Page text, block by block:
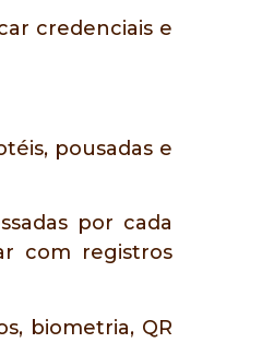
credenciais e
pousadas e
por cada
com registros
biometria, QR